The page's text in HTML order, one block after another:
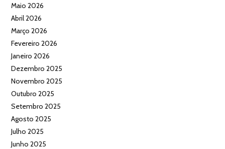
Maio 2026
Abril 2026
Março 2026
Fevereiro 2026
Janeiro 2026
Dezembro 2025
Novembro 2025
Outubro 2025
Setembro 2025
Agosto 2025
Julho 2025
Junho 2025